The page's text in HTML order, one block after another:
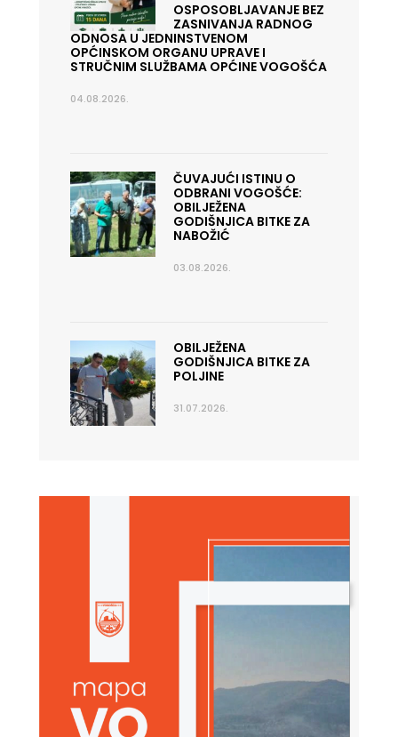
OSPOSOBLJAVANJE BEZ
ZASNIVANJA RADNOG
ODNOSA U JEDNINSTVENOM
OPĆINSKOM ORGANU UPRAVE I
STRUČNIM SLUŽBAMA OPĆINE VOGOŠĆA
04.08.2026.
ČUVAJUĆI ISTINU O
ODBRANI VOGOŠĆE:
OBILJEŽENA
GODIŠNJICA BITKE ZA
NABOŽIĆ
03.08.2026.
OBILJEŽENA
GODIŠNJICA BITKE ZA
POLJINE
31.07.2026.